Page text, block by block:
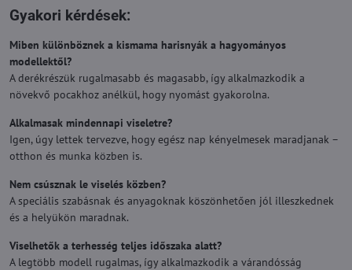
Gyakori kérdések:
Miben különböznek a kismama harisnyák a hagyományos
modellektől?
A derékrészük rugalmasabb és magasabb, így alkalmazkodik a
növekvő pocakhoz anélkül, hogy nyomást gyakorolna.
Alkalmasak mindennapi viseletre?
Igen, úgy lettek tervezve, hogy egész nap kényelmesek maradjanak –
otthon és munka közben is.
Nem csúsznak le viselés közben?
A speciális szabásnak és anyagoknak köszönhetően jól illeszkednek
és a helyükön maradnak.
Viselhetők a terhesség teljes időszaka alatt?
A legtöbb modell rugalmas, így alkalmazkodik a várandósság